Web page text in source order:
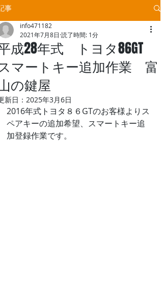
事
成28年式 トヨタ86GT
マートキー追加作業 富
の鍵屋
info471182
2021年7月8日 読了時間: 1分
新日： 2025年3月6日
2016年式トヨタ８６GTのお客様よりス
ペアキーの追加希望、スマートキー追
加登録作業です。